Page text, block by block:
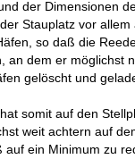
der Dimensionen
Stauplatz vor
so daß die
an dem er möglichst
gelöscht und
somit auf den
weit achtern auf
auf ein Minimum zu